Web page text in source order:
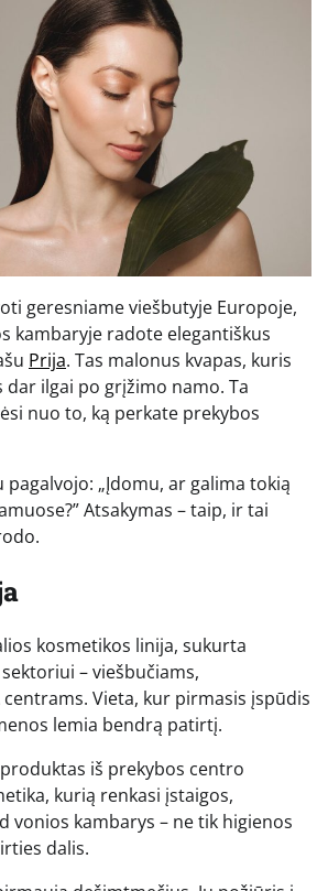
geresniame viešbutyje Europoje,
kambaryje radote elegantiškus
Prija. Tas malonus kvapas, kuris
ilgai po grįžimo namo. Ta
nuo to, ką perkate prekybos
„Įdomu, ar galima tokią
Atsakymas – taip, ir tai
kosmetikos linija, sukurta
– viešbučiams,
centrams. Vieta, kur pirmasis įspūdis
lemia bendrą patirtį.
iš prekybos centro
kurią renkasi įstaigos,
vonios kambarys – ne tik higienos
dalis.